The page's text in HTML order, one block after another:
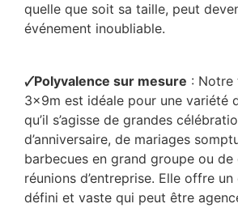
quelle que soit sa taille, peut
événement inoubliable.
🗸Polyvalence sur mesure : Notre
3x9m est idéale pour une variété
qu’il s’agisse de grandes
d’anniversaire, de mariages
barbecues en grand groupe ou de
réunions d’entreprise. Elle offre
défini et vaste qui peut être